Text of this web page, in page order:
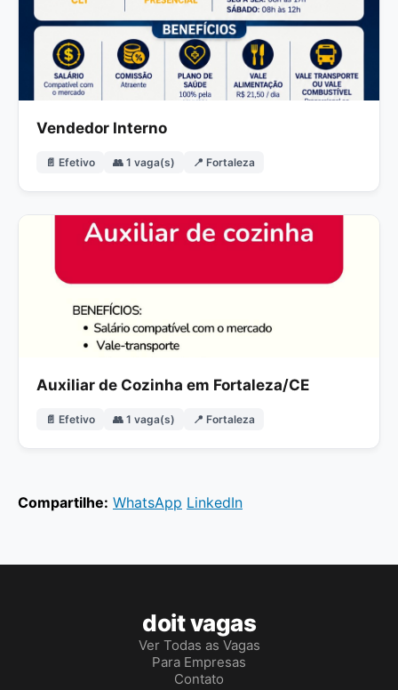
Vendedor Interno
📄 Efetivo 👥 1 vaga(s) 📍 Fortaleza
Auxiliar de Cozinha em Fortaleza/CE
📄 Efetivo 👥 1 vaga(s) 📍 Fortaleza
Compartilhe: WhatsApp LinkedIn
doit vagas
Ver Todas as Vagas
Para Empresas
Contato